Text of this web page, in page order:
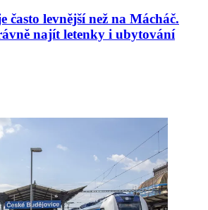
často levnější než na Mácháč.
najít letenky i ubytování